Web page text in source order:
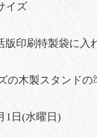
イズ
版印刷特製袋に入
の木製スタンドの
1日(水曜日)